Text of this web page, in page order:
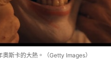
奧斯卡的大熱。（Getty Images）